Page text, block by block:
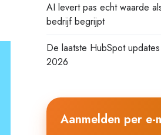
AI levert pas echt waarde
bedrijf begrijpt
De laatste HubSpot
2026
Aanmelden per e-